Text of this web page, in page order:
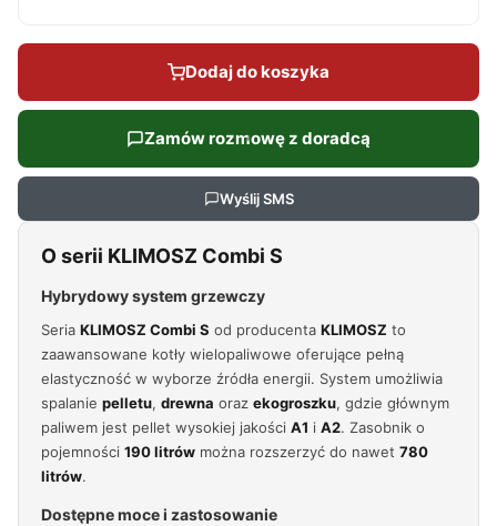
Dodaj do koszyka
Zamów rozmowę z doradcą
Wyślij SMS
O serii KLIMOSZ Combi S
Hybrydowy system grzewczy
Seria KLIMOSZ Combi S od producenta KLIMOSZ to
zaawansowane kotły wielopaliwowe oferujące pełną
elastyczność w wyborze źródła energii. System umożliwia
spalanie pelletu, drewna oraz ekogroszku, gdzie głównym
paliwem jest pellet wysokiej jakości A1 i A2. Zasobnik o
pojemności 190 litrów można rozszerzyć do nawet 780
litrów.
Dostępne moce i zastosowanie